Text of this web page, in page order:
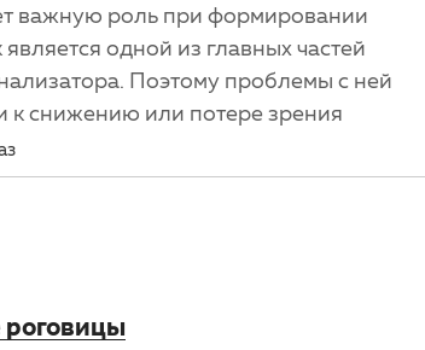
важную роль при формировании
является одной из главных частей
Поэтому проблемы с ней
к снижению или потере зрения